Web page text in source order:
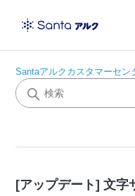
Santaアルクカスタマーセン
[アップデート] 文字